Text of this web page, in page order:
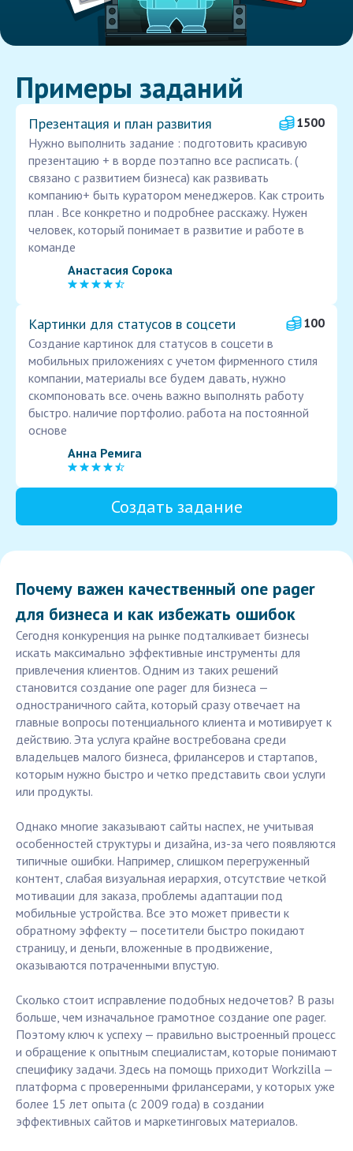
Примеры заданий
Презентация и план развития
1500
Нужно выполнить задание : подготовить красивую
презентацию + в ворде поэтапно все расписать. (
связано с развитием бизнеса) как развивать
компанию+ быть куратором менеджеров. Как строить
план . Все конкретно и подробнее расскажу. Нужен
человек, который понимает в развитие и работе в
команде
Анастасия Сорока
Картинки для статусов в соцсети
100
Создание картинок для статусов в соцсети в
мобильных приложениях с учетом фирменного стиля
компании, материалы все будем давать, нужно
скомпоновать все. очень важно выполнять работу
быстро. наличие портфолио. работа на постоянной
основе
Анна Ремига
Создать задание
Почему важен качественный one pager
для бизнеса и как избежать ошибок
Сегодня конкуренция на рынке подталкивает бизнесы
искать максимально эффективные инструменты для
привлечения клиентов. Одним из таких решений
становится создание one pager для бизнеса —
одностраничного сайта, который сразу отвечает на
главные вопросы потенциального клиента и мотивирует к
действию. Эта услуга крайне востребована среди
владельцев малого бизнеса, фрилансеров и стартапов,
которым нужно быстро и четко представить свои услуги
или продукты.
Однако многие заказывают сайты наспех, не учитывая
особенностей структуры и дизайна, из-за чего появляются
типичные ошибки. Например, слишком перегруженный
контент, слабая визуальная иерархия, отсутствие четкой
мотивации для заказа, проблемы адаптации под
мобильные устройства. Все это может привести к
обратному эффекту — посетители быстро покидают
страницу, и деньги, вложенные в продвижение,
оказываются потраченными впустую.
Сколько стоит исправление подобных недочетов? В разы
больше, чем изначальное грамотное создание one pager.
Поэтому ключ к успеху — правильно выстроенный процесс
и обращение к опытным специалистам, которые понимают
специфику задачи. Здесь на помощь приходит Workzilla —
платформа с проверенными фрилансерами, у которых уже
более 15 лет опыта (с 2009 года) в создании
эффективных сайтов и маркетинговых материалов.